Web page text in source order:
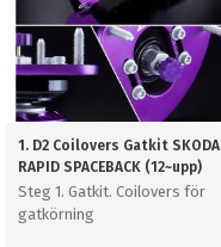
1. D2 Coilovers Gatkit SKODA
RAPID SPACEBACK (12~upp)
Steg 1. Gatkit. Coilovers för
gatkörning